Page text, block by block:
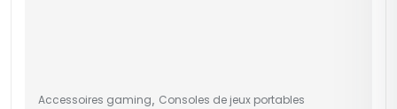
Accessoires gaming, Consoles de jeux portables